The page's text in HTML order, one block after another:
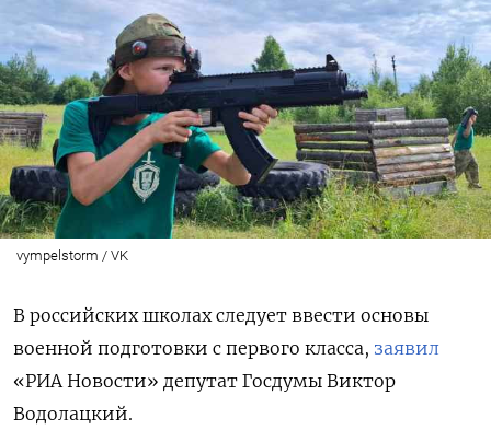
vympelstorm / VK
В российских школах следует ввести основы
военной подготовки с первого класса, заявил
«РИА Новости» депутат Госдумы Виктор
Водолацкий.